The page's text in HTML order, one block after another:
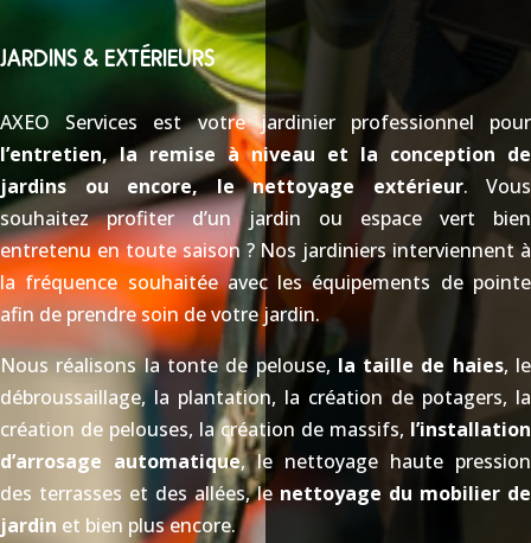
JARDINS & EXTÉRIEURS
AXEO Services est votre jardinier professionnel pour
l’entretien, la remise à niveau et la conception de
jardins ou encore, le nettoyage extérieur. Vous
souhaitez profiter d’un jardin ou espace vert bien
entretenu en toute saison ? Nos jardiniers interviennent à
la fréquence souhaitée avec les équipements de pointe
afin de prendre soin de votre jardin.
Nous réalisons la tonte de pelouse, la taille de haies, le
débroussaillage, la plantation, la création de potagers, la
création de pelouses, la création de massifs, l’installation
d’arrosage automatique, le nettoyage haute pression
des terrasses et des allées, le nettoyage du mobilier de
jardin et bien plus encore.